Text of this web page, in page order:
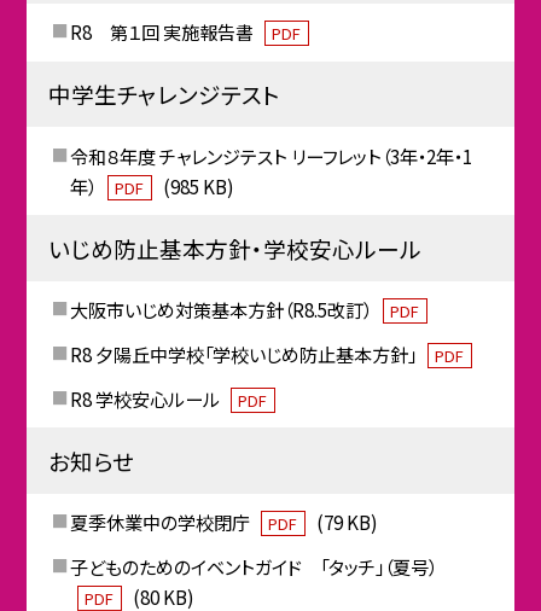
R8 第１回 実施報告書 PDF
中学生チャレンジテスト
令和８年度 チャレンジテスト リーフレット（3年・2年・1
年）
PDF (985 KB)
いじめ防止基本方針・学校安心ルール
大阪市いじめ対策基本方針（R8.5改訂） PDF
R8 夕陽丘中学校「学校いじめ防止基本方針」 PDF
R8 学校安心ルール PDF
お知らせ
夏季休業中の学校閉庁 PDF
(79 KB)
子どものためのイベントガイド 「タッチ」（夏号）
PDF
(80 KB)